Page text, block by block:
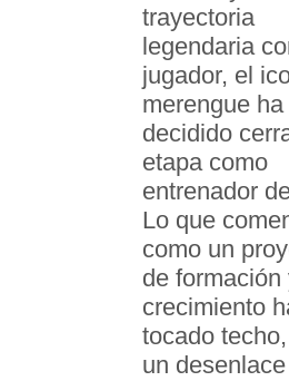
trayectoria
legendaria
jugador, el
merengue ha
decidido
etapa como
entrenador
Lo que
como un
de formación
crecimiento
tocado
un